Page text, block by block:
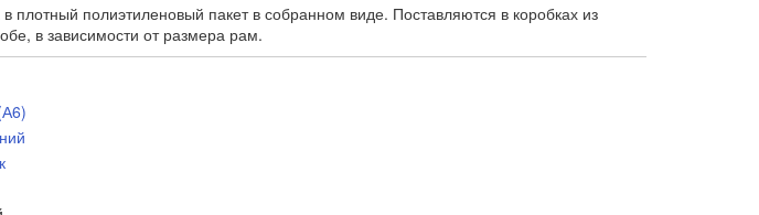
плотный полиэтиленовый пакет в собранном виде. Поставляются в коробках из
в зависимости от размера рам.